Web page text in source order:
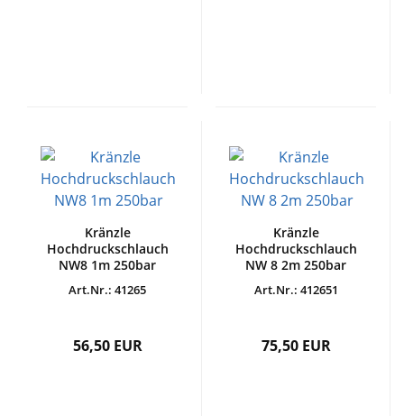
Kränzle
Hochdruckschlauch
NW8 1m 250bar
Art.Nr.: 41265
56,50 EUR
Kränzle
Hochdruckschlauch
NW 8 2m 250bar
Art.Nr.: 412651
75,50 EUR